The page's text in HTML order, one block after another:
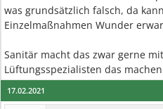
was grundsätzlich falsch, da
Einzelmaßnahmen Wunder
Sanitär macht das zwar gerne
Lüftungsspezialisten das
17.02.2021